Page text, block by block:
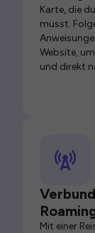
Karte, die
musst.
Website,
und direkt
Mit einer